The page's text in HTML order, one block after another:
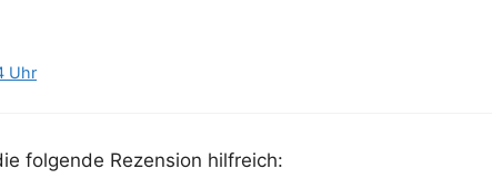
Uhr
folgende Rezension hilfreich: